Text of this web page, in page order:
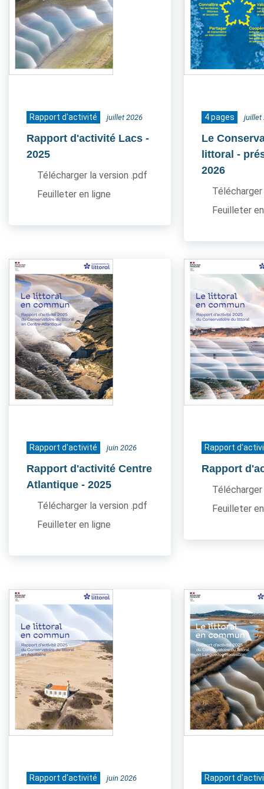
Rapport d'activité juillet 2026
Rapport d'activité Lacs -
2025
Télécharger la version .pdf
Feuilleter en ligne
4 pages juillet
Le
littoral -
2026
Feuilleter
Rapport d'activité juin 2026
Rapport d'activité Centre
Atlantique - 2025
Télécharger la version .pdf
Feuilleter en ligne
Rapport
Rapport
Feuilleter
Rapport d'activité juin 2026 Rapport